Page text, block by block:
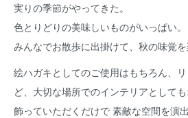
実りの季節がやってきた。
色とりどりの美味しいものがいっぱい。
みんなでお散歩に出掛けて、秋の味覚を
絵ハガキとしてのご使用はもちろん、
ど、大切な場所でのインテリアとしても
飾っていただくだけで 素敵な空間を演